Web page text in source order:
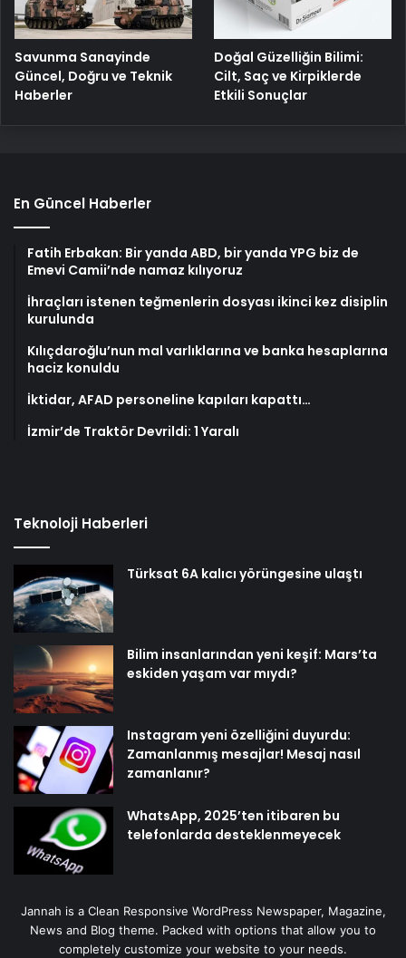
Savunma Sanayinde
Güncel, Doğru ve Teknik
Haberler
Doğal Güzelliğin Bilimi:
Cilt, Saç ve Kirpiklerde
Etkili Sonuçlar
En Güncel Haberler
Fatih Erbakan: Bir yanda ABD, bir yanda YPG biz de
Emevi Camii’nde namaz kılıyoruz
İhraçları istenen teğmenlerin dosyası ikinci kez disiplin
kurulunda
Kılıçdaroğlu’nun mal varlıklarına ve banka hesaplarına
haciz konuldu
İktidar, AFAD personeline kapıları kapattı…
İzmir’de Traktör Devrildi: 1 Yaralı
Teknoloji Haberleri
Türksat 6A kalıcı yörüngesine ulaştı
Bilim insanlarından yeni keşif: Mars’ta
eskiden yaşam var mıydı?
Instagram yeni özelliğini duyurdu:
Zamanlanmış mesajlar! Mesaj nasıl
zamanlanır?
WhatsApp, 2025’ten itibaren bu
telefonlarda desteklenmeyecek
Jannah is a Clean Responsive WordPress Newspaper, Magazine,
News and Blog theme. Packed with options that allow you to
completely customize your website to your needs.